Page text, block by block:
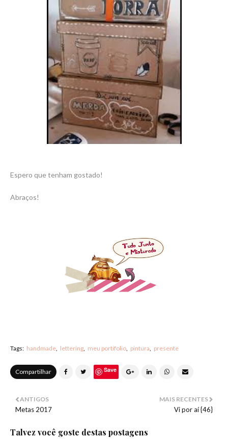
Espero que tenham gostado!
Abraços!
Tags: handmade lettering meu portifolio pintura presente
Compartilhar Save
MAIS RECENTES
Vi por aí {46}
ANTIGOS
Metas 2017
Talvez você goste destas postagens